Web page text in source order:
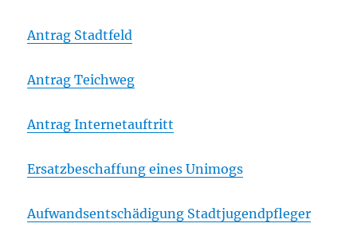
Antrag Stadtfeld
Antrag Teichweg
Antrag Internetauftritt
Ersatzbeschaffung eines Unimogs
Aufwandsentschädigung Stadtjugendpfleger